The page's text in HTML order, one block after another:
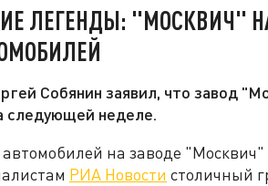
ЛЕГЕНДЫ: "МОСКВИЧ"
Собянин заявил, что завод
следующей неделе.
на заводе
РИА Новости столичный